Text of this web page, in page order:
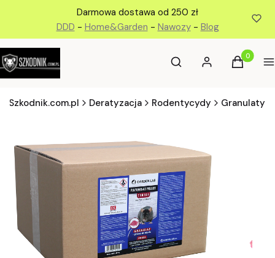
Darmowa dostawa od 250 zł
DDD - Home&Garden - Nawozy- Blog
Otwórz wyszukiwarkę
Szukaj Zaloguj sięProdukty
Koszyk
Szkodnik.com.pl Deratyzacja Rodentycydy Granulaty